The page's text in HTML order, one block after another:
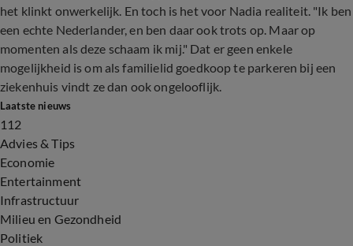
het klinkt onwerkelijk. En toch is het voor Nadia realiteit. "Ik ben
een echte Nederlander, en ben daar ook trots op. Maar op
momenten als deze schaam ik mij." Dat er geen enkele
mogelijkheid is om als familielid goedkoop te parkeren bij een
ziekenhuis vindt ze dan ook ongelooflijk.
Laatste nieuws
112
Advies & Tips
Economie
Entertainment
Infrastructuur
Milieu en Gezondheid
Politiek